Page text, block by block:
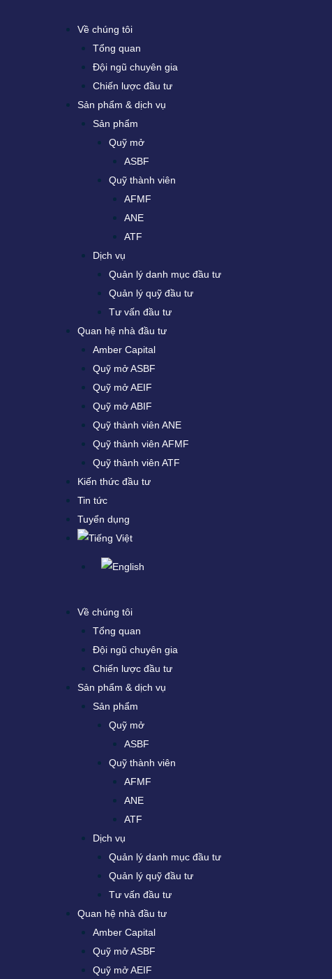
Về chúng tôi
Tổng quan
Đội ngũ chuyên gia
Chiến lược đầu tư
Sản phẩm & dịch vụ
Sản phẩm
Quỹ mở
ASBF
Quỹ thành viên
AFMF
ANE
ATF
Dịch vụ
Quản lý danh mục đầu tư
Quản lý quỹ đầu tư
Tư vấn đầu tư
Quan hệ nhà đầu tư
Amber Capital
Quỹ mở ASBF
Quỹ mở AEIF
Quỹ mở ABIF
Quỹ thành viên ANE
Quỹ thành viên AFMF
Quỹ thành viên ATF
Kiến thức đầu tư
Tin tức
Tuyển dụng
Về chúng tôi
Tổng quan
Đội ngũ chuyên gia
Chiến lược đầu tư
Sản phẩm & dịch vụ
Sản phẩm
Quỹ mở
ASBF
Quỹ thành viên
AFMF
ANE
ATF
Dịch vụ
Quản lý danh mục đầu tư
Quản lý quỹ đầu tư
Tư vấn đầu tư
Quan hệ nhà đầu tư
Amber Capital
Quỹ mở ASBF
Quỹ mở AEIF